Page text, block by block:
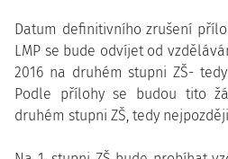
Datum definitivního zrušení
LMP se bude odvíjet od
2016 na druhém stupni ZŠ-
Podle přílohy se budou tito
druhém stupni ZŠ, tedy